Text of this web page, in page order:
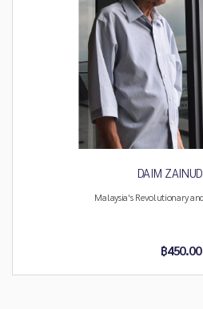
DAIM
Malaysia's Revolutionary
฿450.00